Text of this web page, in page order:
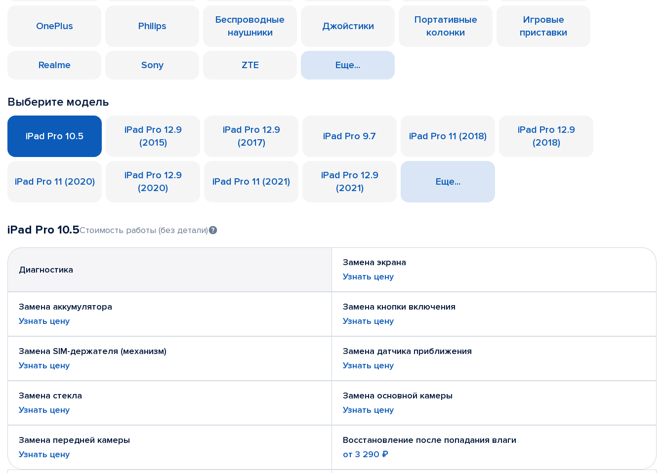
OnePlus Philips
Беспроводные
наушники
Джойстики
Портативные
колонки
Игровые
приставки
Realme Sony ZTE Еще...
Выберите модель
iPad Pro 10.5
iPad Pro 12.9
(2015)
iPad Pro 12.9
(2017)
iPad Pro 9.7 iPad Pro 11 (2018)
iPad Pro 12.9
(2018)
iPad Pro 11 (2020)
iPad Pro 12.9
(2020)
iPad Pro 11 (2021)
iPad Pro 12.9
(2021)
Еще...
iPad Pro 10.5Стоимость работы (без детали)
Диагностика
Замена экрана
Узнать цену
Замена аккумулятора
Узнать цену
Замена кнопки включения
Узнать цену
Замена SIM-держателя (механизм)
Узнать цену
Замена датчика приближения
Узнать цену
Замена стекла
Узнать цену
Замена основной камеры
Узнать цену
Замена передней камеры
Узнать цену
Восстановление после попадания влаги
от 3 290 ₽